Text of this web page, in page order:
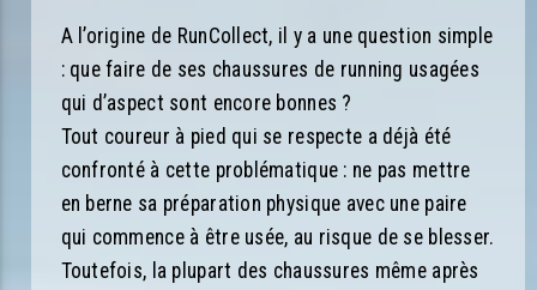
A l’origine de RunCollect, il y a une question simple
: que faire de ses chaussures de running usagées
qui d’aspect sont encore bonnes ?
Tout coureur à pied qui se respecte a déjà été
confronté à cette problématique : ne pas mettre
en berne sa préparation physique avec une paire
qui commence à être usée, au risque de se blesser.
Toutefois, la plupart des chaussures même après